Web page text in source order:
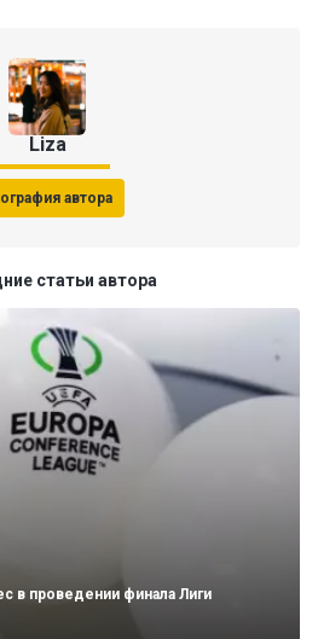
Liza
автора
статьи автора
в проведении финала Лиги